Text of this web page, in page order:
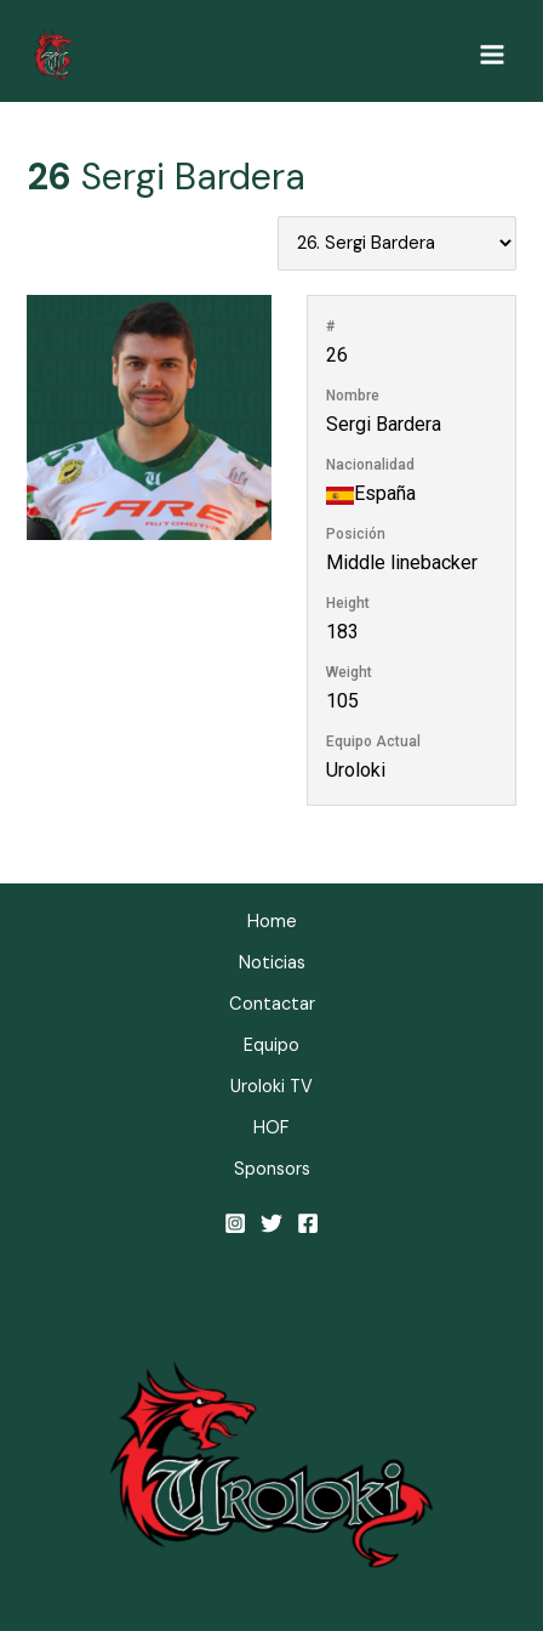
contenido
Main
26 Sergi Bardera
#
26
Nombre
Sergi Bardera
Nacionalidad
España
Posición
Middle linebacker
Height
183
Weight
105
Equipo Actual
Uroloki
Home
Noticias
Contactar
Equipo
Uroloki TV
HOF
Sponsors